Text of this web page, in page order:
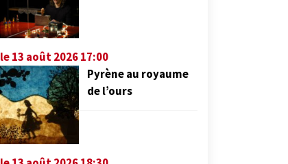
le 13 août 2026 17:00
Pyrène au royaume
de l’ours